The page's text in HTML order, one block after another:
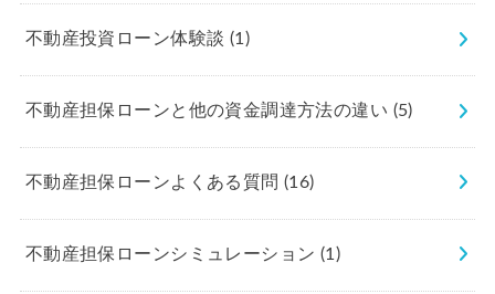
不動産投資ローン体験談 (1)
不動産担保ローンと他の資金調達方法の違い (5)
不動産担保ローンよくある質問(16)
不動産担保ローンシミュレーション (1)